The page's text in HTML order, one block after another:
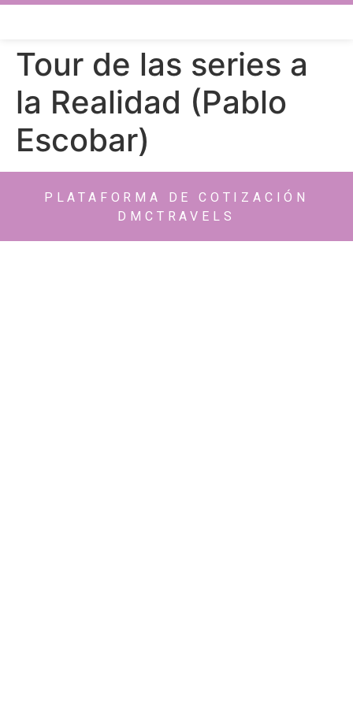
Tour de las series a
la Realidad (Pablo
Escobar)
PLATAFORMA DE COTIZACIÓN
DMCTRAVELS